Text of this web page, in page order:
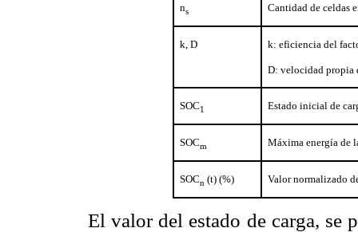
ns Cantidad de celdas
k, D k: eficiencia del
D: velocidad propia
SOC1 Estado inicial de
SOCm Máxima energía de
SOCn (t) (%) Valor normalizado
El valor del estado de carga, se